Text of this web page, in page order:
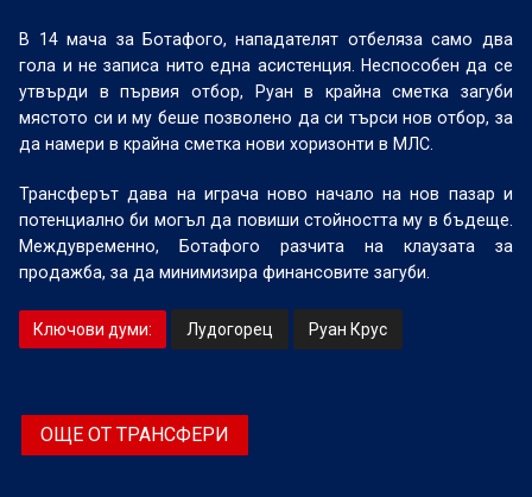
В 14 мача за Ботафого, нападателят отбеляза само два
гола и не записа нито една асистенция. Неспособен да се
утвърди в първия отбор, Руан в крайна сметка загуби
мястото си и му беше позволено да си търси нов отбор, за
да намери в крайна сметка нови хоризонти в МЛС.
Трансферът дава на играча ново начало на нов пазар и
потенциално би могъл да повиши стойността му в бъдеще.
Междувременно, Ботафого разчита на клаузата за
продажба, за да минимизира финансовите загуби.
Ключови думи: Лудогорец Руан Крус
ОЩЕ ОТ ТРАНСФЕРИ